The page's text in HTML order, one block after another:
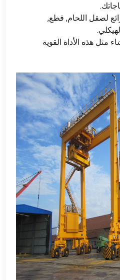
لصقل اللحام, قطع,
مثل هذه الأداة القوية